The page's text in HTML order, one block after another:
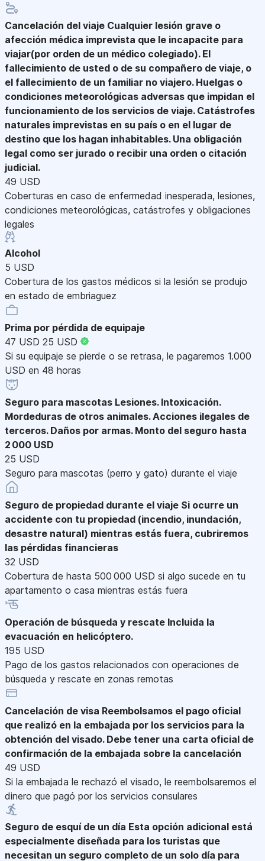
Cancelación del viaje Cualquier lesión grave o
afección médica imprevista que le incapacite para
viajar(por orden de un médico colegiado). El
fallecimiento de usted o de su compañero de viaje, o
el fallecimiento de un familiar no viajero. Huelgas o
condiciones meteorológicas adversas que impidan el
funcionamiento de los servicios de viaje. Catástrofes
naturales imprevistas en su país o en el lugar de
destino que los hagan inhabitables. Una obligación
legal como ser jurado o recibir una orden o citación
judicial.
49 USD
Coberturas en caso de enfermedad inesperada, lesiones,
condiciones meteorológicas, catástrofes y obligaciones
legales
Alcohol
5 USD
Cobertura de los gastos médicos si la lesión se produjo
en estado de embriaguez
Prima por pérdida de equipaje
47 USD 25 USD
Si su equipaje se pierde o se retrasa, le pagaremos 1.000
USD en 48 horas
Seguro para mascotas Lesiones. Intoxicación.
Mordeduras de otros animales. Acciones ilegales de
terceros. Daños por armas. Monto del seguro hasta
2 000 USD
25 USD
Seguro para mascotas (perro y gato) durante el viaje
Seguro de propiedad durante el viaje Si ocurre un
accidente con tu propiedad (incendio, inundación,
desastre natural) mientras estás fuera, cubriremos
las pérdidas financieras
32 USD
Cobertura de hasta 500 000 USD si algo sucede en tu
apartamento o casa mientras estás fuera
Operación de búsqueda y rescate Incluida la
evacuación en helicóptero.
195 USD
Pago de los gastos relacionados con operaciones de
búsqueda y rescate en zonas remotas
Cancelación de visa Reembolsamos el pago oficial
que realizó en la embajada por los servicios para la
obtención del visado. Debe tener una carta oficial de
confirmación de la embajada sobre la cancelación
49 USD
Si la embajada le rechazó el visado, le reembolsaremos el
dinero que pagó por los servicios consulares
Seguro de esquí de un día Esta opción adicional está
especialmente diseñada para los turistas que
necesitan un seguro completo de un solo día para